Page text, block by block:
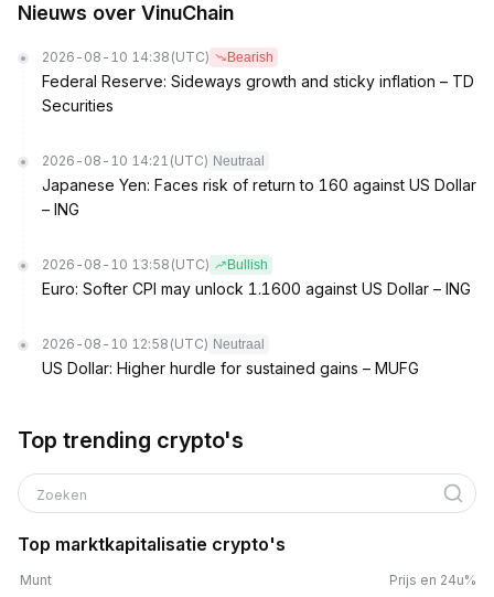
Nieuws over VinuChain
2026-08-10 14:38 (UTC) Bearish
Federal Reserve: Sideways growth and sticky inflation – TD
Securities
2026-08-10 14:21 (UTC) Neutraal
Japanese Yen: Faces risk of return to 160 against US Dollar
– ING
2026-08-10 13:58 (UTC) Bullish
Euro: Softer CPI may unlock 1.1600 against US Dollar – ING
2026-08-10 12:58 (UTC) Neutraal
US Dollar: Higher hurdle for sustained gains – MUFG
Top trending crypto's
Zoeken
Top marktkapitalisatie crypto's
Munt Prijs en 24u%